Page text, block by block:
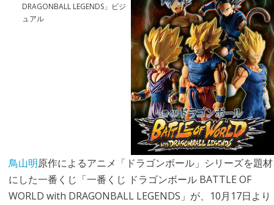
DRAGONBALL LEGENDS」ビジ
ュアル
鳥山明原作によるアニメ「ドラゴンボール」シリーズを題材
にした一番くじ「一番くじ ドラゴンボール BATTLE OF
WORLD with DRAGONBALL LEGENDS」が、10月17日より